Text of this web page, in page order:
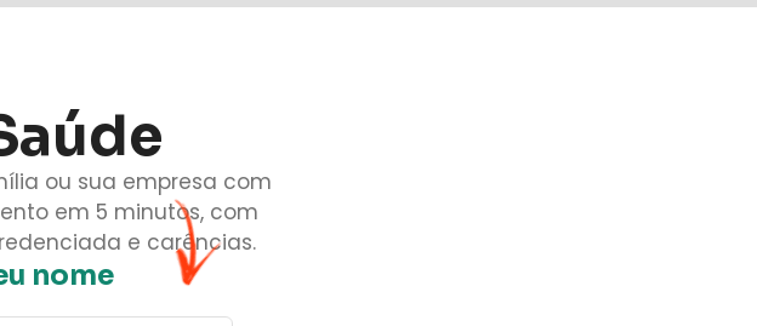
ou sua empresa com
em 5 minutos, com
e carências.
nome